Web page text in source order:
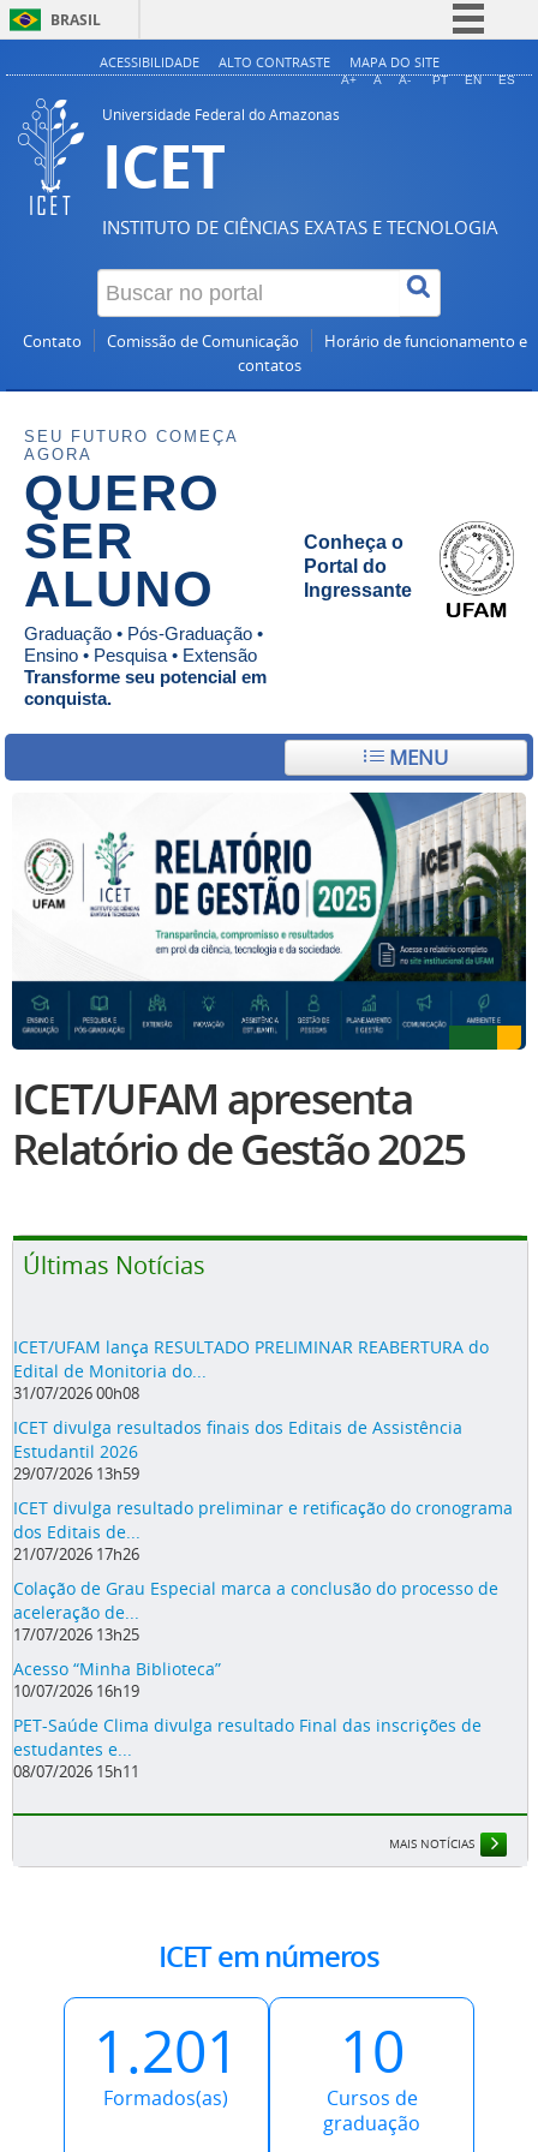
BRASIL
Simplifique!
ACESSIBILIDADE ALTO CONTRASTE MAPA DO SITE
A+ A A- PT EN ES
Universidade Federal do Amazonas
ICET
INSTITUTO DE CIÊNCIAS EXATAS E TECNOLOGIA
Contato Comissão de Comunicação
Horário de funcionamento e
contatos
SEU FUTURO COMEÇA
AGORA
QUERO
SER
ALUNO
Graduação • Pós-Graduação •
Ensino • Pesquisa • Extensão
Transforme seu potencial em
conquista.
Conheça o
Portal do
Ingressante
MENU
ICET/UFAM apresenta
Relatório de Gestão 2025
Últimas Notícias
ICET/UFAM lança RESULTADO PRELIMINAR REABERTURA do
Edital de Monitoria do...
31/07/2026 00h08
ICET divulga resultados finais dos Editais de Assistência
Estudantil 2026
29/07/2026 13h59
ICET divulga resultado preliminar e retificação do cronograma
dos Editais de...
21/07/2026 17h26
Colação de Grau Especial marca a conclusão do processo de
aceleração de...
17/07/2026 13h25
Acesso “Minha Biblioteca”
10/07/2026 16h19
PET-Saúde Clima divulga resultado Final das inscrições de
estudantes e...
08/07/2026 15h11
MAIS NOTÍCIAS
ICET em números
1.201
Formados(as)
10
Cursos de
graduação